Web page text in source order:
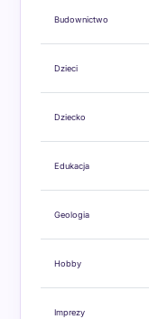
Budownictwo
Dzieci
Dziecko
Edukacja
Geologia
Hobby
Imprezy